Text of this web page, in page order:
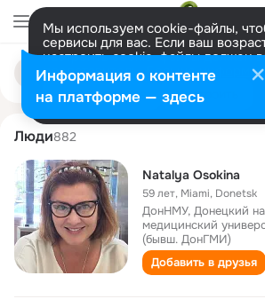
Мы используем cookie-файлы,
сервисы для вас. Если ваш
настроить cookie-файлы должен
представитель. Больше
Разрешить все Настроить
Поиск
людям
natalya osokina
Люди882
Natalya Osokina
59 лет, Miami, Donetsk
ДонНМУ, Донецкий
медицинский
(бывш. ДонГМИ)
Добавить в друзья
Информация о контенте
на платформе — здесь